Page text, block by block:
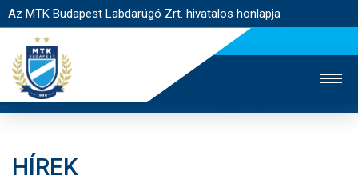
Az MTK Budapest Labdarúgó Zrt. hivatalos honlapja
HÍREK